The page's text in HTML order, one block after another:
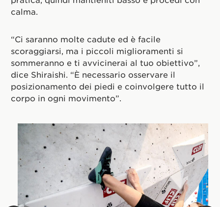
calma.
“Ci saranno molte cadute ed è facile
scoraggiarsi, ma i piccoli miglioramenti si
sommeranno e ti avvicinerai al tuo obiettivo”,
dice Shiraishi. “È necessario osservare il
posizionamento dei piedi e coinvolgere tutto il
corpo in ogni movimento”.